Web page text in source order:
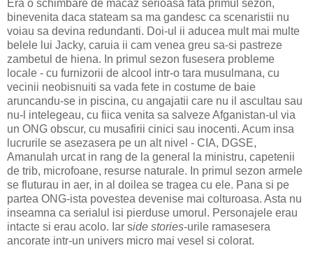
Era o schimbare de macaz serioasa fata primul sezon,
binevenita daca stateam sa ma gandesc ca scenaristii nu
voiau sa devina redundanti. Doi-ul ii aducea mult mai multe
belele lui Jacky, caruia ii cam venea greu sa-si pastreze
zambetul de hiena. In primul sezon fusesera probleme
locale - cu furnizorii de alcool intr-o tara musulmana, cu
vecinii neobisnuiti sa vada fete in costume de baie
aruncandu-se in piscina, cu angajatii care nu il ascultau sau
nu-l intelegeau, cu fiica venita sa salveze Afganistan-ul via
un ONG obscur, cu musafirii cinici sau inocenti. Acum insa
lucrurile se asezasera pe un alt nivel - CIA, DGSE,
Amanulah urcat in rang de la general la ministru, capetenii
de trib, microfoane, resurse naturale. In primul sezon armele
se fluturau in aer, in al doilea se tragea cu ele. Pana si pe
partea ONG-ista povestea devenise mai colturoasa. Asta nu
inseamna ca serialul isi pierduse umorul. Personajele erau
intacte si erau acolo. Iar side stories-urile ramasesera
ancorate intr-un univers micro mai vesel si colorat.